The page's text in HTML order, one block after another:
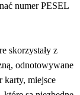
numer PESEL
skorzystały z
odnotowywane
karty, miejsce